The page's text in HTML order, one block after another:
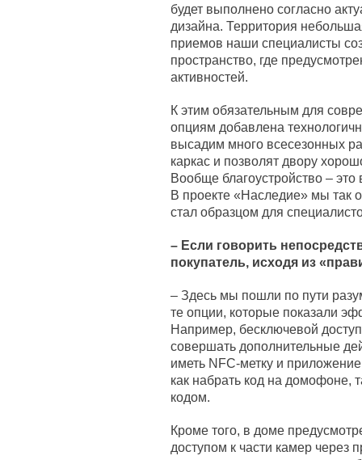
будет выполнено согласно
дизайна. Территория
приемов наши специалисты
пространство, где
активностей.
К этим обязательным для
опциям добавлена
высадим много всесезонных
каркас и позволят двору
Вообще благоустройство –
В проекте «Наследие» мы так
стал образцом для
– Если говорить
покупатель, исходя из
– Здесь мы пошли по пути
те опции, которые показали
Например, бесключевой
совершать дополнительные
иметь NFC-метку и
как набрать код на домофоне,
кодом.
Кроме того, в доме
доступом к части камер через